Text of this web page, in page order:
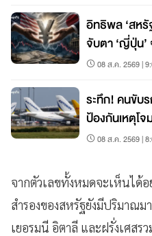
อิทธิพล ‘สหรั
จับตา ‘ญี่ปุ่น’
08 ส.ค. 2569 |
ระทึก! คนขับ
ป้องกันเหตุโ
08 ส.ค. 2569 |
จากตัวเลขทั้งหมดจะเห็นได้
สำรองของสหรัฐยังมีปริมาณม
เยอรมนี อิตาลี และฝรั่งเศส